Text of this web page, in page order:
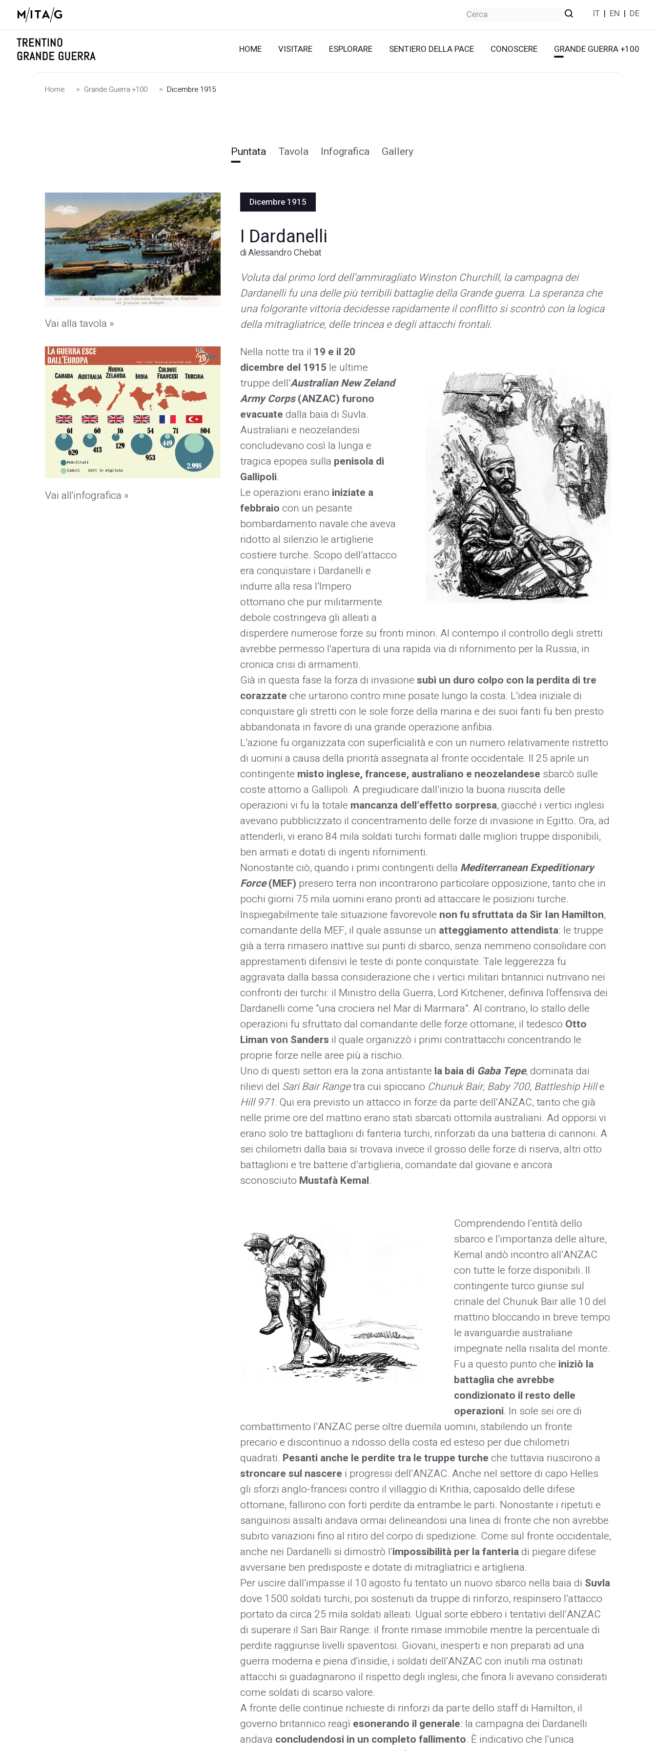
IT | EN | DE
HOME VISITARE ESPLORARE SENTIERO DELLA PACE CONOSCERE GRANDE GUERRA +100
Home > Grande Guerra +100 > Dicembre 1915
Puntata Tavola Infografica Gallery
Vai alla tavola »
Vai all'infografica »
Dicembre 1915
I Dardanelli
di Alessandro Chebat
Voluta dal primo lord dell’ammiragliato Winston Churchill, la campagna dei
Dardanelli fu una delle più terribili battaglie della Grande guerra. La speranza che
una folgorante vittoria decidesse rapidamente il conflitto si scontrò con la logica
della mitragliatrice, delle trincea e degli attacchi frontali.
Nella notte tra il 19 e il 20
dicembre del 1915 le ultime
truppe dell’Australian New Zeland
Army Corps(ANZAC) furono
evacuatedalla baia di Suvla.
Australiani e neozelandesi
concludevano così la lunga e
tragica epopea sulla penisola di
Gallipoli.
Le operazioni erano iniziate a
febbraiocon un pesante
bombardamento navale che aveva
ridotto al silenzio le artiglierie
costiere turche. Scopo dell’attacco
era conquistare i Dardanelli e
indurre alla resa l’Impero
ottomano che pur militarmente
debole costringeva gli alleati a
disperdere numerose forze su fronti minori. Al contempo il controllo degli stretti
avrebbe permesso l’apertura di una rapida via di rifornimento per la Russia, in
cronica crisi di armamenti.
Già in questa fase la forza di invasionesubì un duro colpo con la perdita di tre
corazzateche urtarono contro mine posate lungo la costa. L’idea iniziale di
conquistare gli stretti con le sole forze della marina e dei suoi fanti fu ben presto
abbandonata in favore di una grande operazione anfibia.
L’azione fu organizzata con superficialità e con un numero relativamente ristretto
di uomini a causa della priorità assegnata al fronte occidentale. Il 25 aprile un
contingente misto inglese, francese, australiano e neozelandese sbarcò sulle
coste attorno a Gallipoli. A pregiudicare dall’inizio la buona riuscita delle
operazioni vi fu la totale mancanza dell’effetto sorpresa, giacché i vertici inglesi
avevano pubblicizzato il concentramento delle forze di invasione in Egitto. Ora, ad
attenderli, vi erano 84 mila soldati turchi formati dalle migliori truppe disponibili,
ben armati e dotati di ingenti rifornimenti.
Nonostante ciò, quando i primi contingenti della Mediterranean Expeditionary
Force(MEF) presero terra non incontrarono particolare opposizione, tanto che in
pochi giorni 75 mila uomini erano pronti ad attaccare le posizioni turche.
Inspiegabilmente tale situazione favorevole non fu sfruttata da Sir Ian Hamilton,
comandante della MEF, il quale assunse un atteggiamento attendista: le truppe
già a terra rimasero inattive sui punti di sbarco, senza nemmeno consolidare con
apprestamenti difensivi le teste di ponte conquistate. Tale leggerezza fu
aggravata dalla bassa considerazione che i vertici militari britannici nutrivano nei
confronti dei turchi: il Ministro della Guerra, Lord Kitchener, definiva l'offensiva dei
Dardanelli come "una crociera nel Mar di Marmara". Al contrario, lo stallo delle
operazioni fu sfruttato dal comandante delle forze ottomane, il tedesco Otto
Liman von Sanders il quale organizzò i primi contrattacchi concentrando le
proprie forze nelle aree più a rischio.
Uno di questi settori era la zona antistante la baia di Gaba Tepe, dominata dai
rilievi del Sari Bair Rangetra cui spiccano Chunuk Bair, Baby 700, Battleship Hille
Hill 971. Qui era previsto un attacco in forze da parte dell’ANZAC, tanto che già
nelle prime ore del mattino erano stati sbarcati ottomila australiani. Ad opporsi vi
erano solo tre battaglioni di fanteria turchi, rinforzati da una batteria di cannoni. A
sei chilometri dalla baia si trovava invece il grosso delle forze di riserva, altri otto
battaglioni e tre batterie d’artiglieria, comandate dal giovane e ancora
sconosciuto Mustafà Kemal.
Comprendendo l’entità dello
sbarco e l’importanza delle alture,
Kemal andò incontro all’ANZAC
con tutte le forze disponibili. Il
contingente turco giunse sul
crinale del Chunuk Bair alle 10 del
mattino bloccando in breve tempo
le avanguardie australiane
impegnate nella risalita del monte.
Fu a questo punto che iniziò la
battaglia che avrebbe
condizionato il resto delle
operazioni. In sole sei ore di
combattimento l’ANZAC perse oltre duemila uomini, stabilendo un fronte
precario e discontinuo a ridosso della costa ed esteso per due chilometri
quadrati. Pesanti anche le perdite tra le truppe turcheche tuttavia riuscirono a
stroncare sul nascere i progressi dell’ANZAC. Anche nel settore di capo Helles
gli sforzi anglo-francesi contro il villaggio di Krithia, caposaldo delle difese
ottomane, fallirono con forti perdite da entrambe le parti. Nonostante i ripetuti e
sanguinosi assalti andava ormai delineandosi una linea di fronte che non avrebbe
subito variazioni fino al ritiro del corpo di spedizione. Come sul fronte occidentale,
anche nei Dardanelli si dimostrò l’impossibilità per la fanteriadi piegare difese
avversarie ben predisposte e dotate di mitragliatrici e artiglieria.
Per uscire dall’impasse il 10 agosto fu tentato un nuovo sbarco nella baia di Suvla
dove 1500 soldati turchi, poi sostenuti da truppe di rinforzo, respinsero l’attacco
portato da circa 25 mila soldati alleati. Ugual sorte ebbero i tentativi dell’ANZAC
di superare il Sari Bair Range: il fronte rimase immobile mentre la percentuale di
perdite raggiunse livelli spaventosi. Giovani, inesperti e non preparati ad una
guerra moderna e piena d'insidie, i soldati dell’ANZAC con inutili ma ostinati
attacchi si guadagnarono il rispetto degli inglesi, che finora li avevano considerati
come soldati di scarso valore.
A fronte delle continue richieste di rinforzi da parte dello staff di Hamilton, il
governo britannico reagì esonerando il generale: la campagna dei Dardanelli
andava concludendosi in un completo fallimento. È indicativo che l’unica